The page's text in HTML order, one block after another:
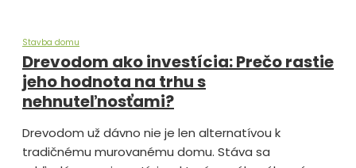
Stavba domu
Drevodom ako investícia: Prečo rastie
jeho hodnota na trhu s
nehnuteľnosťami?
Drevodom už dávno nie je len alternatívou k
tradičnému murovanému domu. Stáva sa